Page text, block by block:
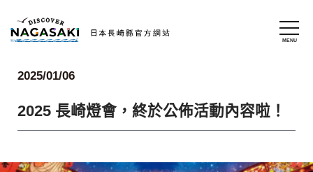
2025/01/06
2025 長崎燈會，終於公佈活動內容啦！